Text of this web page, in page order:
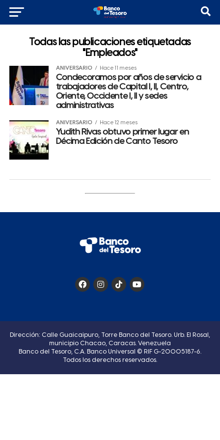
Todas las publicaciones etiquetadas
"Empleados"
ANIVERSARIO Hace 11 meses
Condecoramos por años de servicio a
trabajadores de Capital I, II, Centro,
Oriente, Occidente I, II y sedes
administrativas
ANIVERSARIO Hace 12 meses
Yudith Rivas obtuvo primer lugar en
Décima Edición de Canto Tesoro
Dirección: Calle Guaicaipuro, Torre Banco del Tesoro. Urb. El Rosal,
municipio Chacao, Caracas. Venezuela
Banco del Tesoro, C.A. Banco Universal © RIF G-20005187-6.
Todos los derechos reservados.